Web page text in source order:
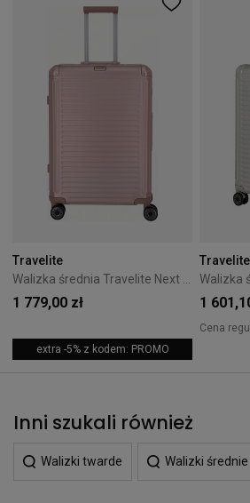
Travelite
Walizka średnia Travelite Next 2.0 67cm różowa
1 779,00 zł
extra -5% z kodem: PROMO
Travelite
1
Cena
Inni szukali również
Walizki twarde Walizki